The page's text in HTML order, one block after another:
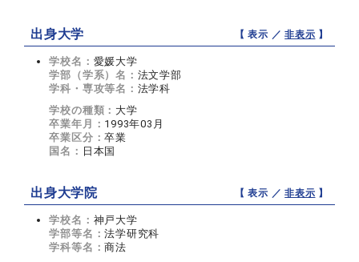
出身大学 【 表示 ／非表示 】
学校名： 愛媛大学
学部（学系）名： 法文学部
学科・専攻等名： 法学科
学校の種類： 大学
卒業年月： 1993年03月
卒業区分：卒業
国名： 日本国
出身大学院 【 表示 ／非表示 】
学校名： 神戸大学
学部等名：法学研究科
学科等名：商法